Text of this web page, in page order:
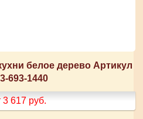
белое дерево Артикул
693-1440
3 617 руб.